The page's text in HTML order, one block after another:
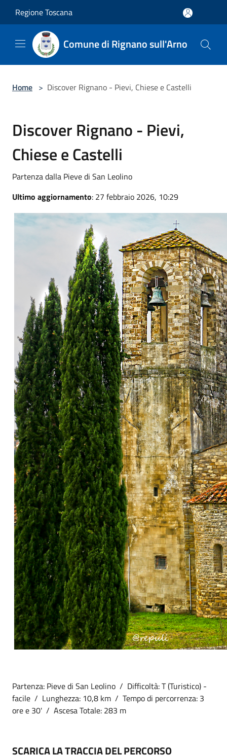
Regione Toscana
Comune di Rignano sull'Arno
Home > Discover Rignano - Pievi, Chiese e Castelli
Discover Rignano - Pievi,
Chiese e Castelli
Partenza dalla Pieve di San Leolino
Ultimo aggiornamento: 27 febbraio 2026, 10:29
Partenza: Pieve di San Leolino / Difficoltà: T (Turistico) -
facile / Lunghezza: 10,8 km / Tempo di percorrenza: 3
ore e 30' / Ascesa Totale: 283 m
SCARICA LA TRACCIA DEL PERCORSO